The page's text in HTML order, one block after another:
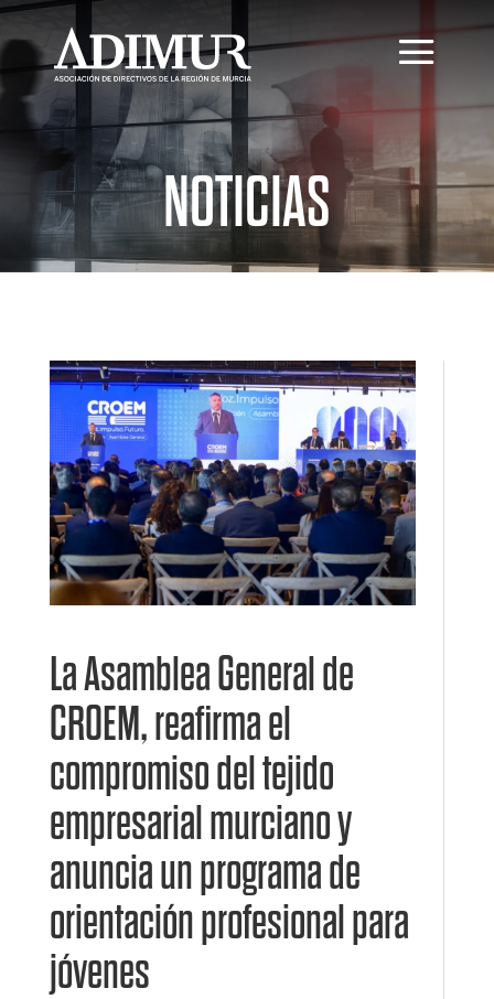
NOTICIAS
La Asamblea General de
CROEM, reafirma el
compromiso del tejido
empresarial murciano y
anuncia un programa de
orientación profesional para
jóvenes